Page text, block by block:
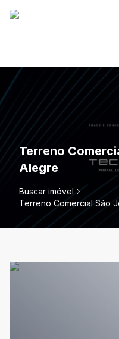
Terreno
Alegre
Buscar imóvel
Terreno Comercial São